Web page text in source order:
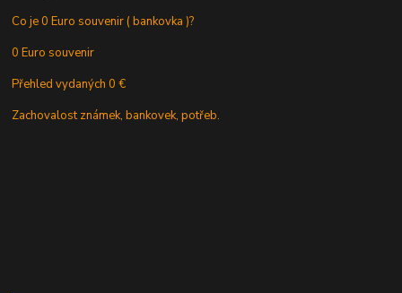
Co je 0 Euro souvenir ( bankovka )?
0 Euro souvenir
Přehled vydaných 0 €
Zachovalost známek, bankovek, potřeb.